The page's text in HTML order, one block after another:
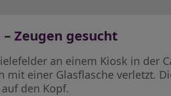
Zeugen gesucht
an einem Kiosk in der
einer Glasflasche verletzt.
den Kopf.